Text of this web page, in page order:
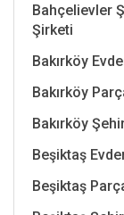
Bahçelievler
Şirketi
Bakırköy
Bakırköy
Bakırköy
Beşiktaş
Beşiktaş